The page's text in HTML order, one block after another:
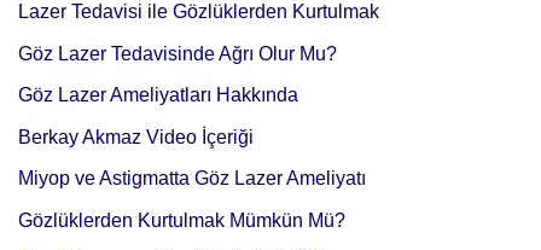
Lazer Tedavisi ile Gözlüklerden Kurtulmak
Göz Lazer Tedavisinde Ağrı Olur Mu?
Göz Lazer Ameliyatları Hakkında
Berkay Akmaz Video İçeriği
Miyop ve Astigmatta Göz Lazer Ameliyatı
Gözlüklerden Kurtulmak Mümkün Mü?